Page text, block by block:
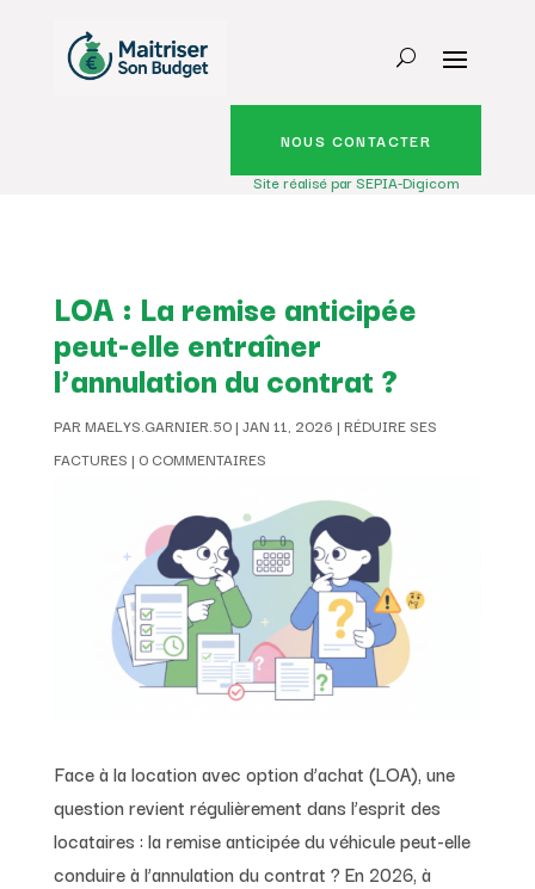
NOUS CONTACTER
Site réalisé par SEPIA-Digicom
LOA : La remise anticipée
peut-elle entraîner
l’annulation du contrat ?
PARMAELYS.GARNIER.50| JAN 11, 2026 | RÉDUIRE SES
FACTURES | 0 COMMENTAIRES
Face à la location avec option d’achat (LOA), une
question revient régulièrement dans l’esprit des
locataires : la remise anticipée du véhicule peut-elle
conduire à l’annulation du contrat ? En 2026, à